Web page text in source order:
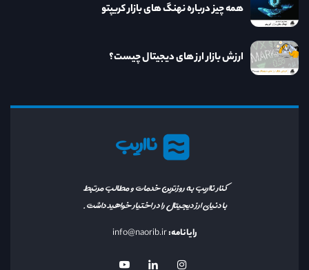
نااریب
کنار نااریب به روزترین خدمات و مطالب مرتبط
با دنیای ارز دیجیتال را در اختیار خواهید داشت.
رایانامه:info@naorib.ir
همه چیز درباره نهنگ های بازار کریپتو
ارزش بازار ارز های دیجیتال چیست؟